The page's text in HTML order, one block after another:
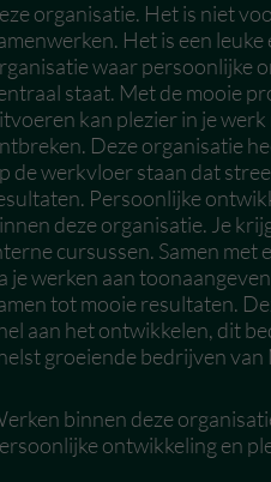
organisatie. Het is niet
Het is een
waar persoonlijke
staat. Met de mooie
kan plezier in je
Deze organisatie
de werkvloer staan dat
Persoonlijke
deze organisatie. Je
cursussen. Samen met
je werken aan
tot mooie resultaten.
aan het ontwikkelen, dit
groeiende bedrijven van
binnen deze
ontwikkeling en